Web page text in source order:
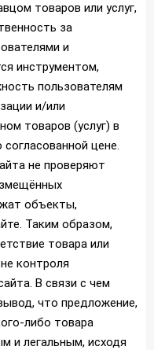
товаров или услуг,
за
и
инструментом,
пользователям
и/или
товаров (услуг) в
цене.
не проверяют
объекты,
Таким образом,
товара или
контроля
В связи с чем
что предложение,
либо товара
и легальным, исходя